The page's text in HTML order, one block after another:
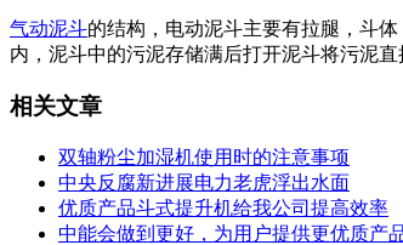
气动泥斗的结构，电动泥斗主要有拉腿，斗体
内，泥斗中的污泥存储满后打开泥斗将污泥
相关文章
双轴粉尘加湿机使用时的注意事项
中央反腐新进展电力老虎浮出水面
优质产品斗式提升机给我公司提高效率
中能会做到更好，为用户提供更优质产